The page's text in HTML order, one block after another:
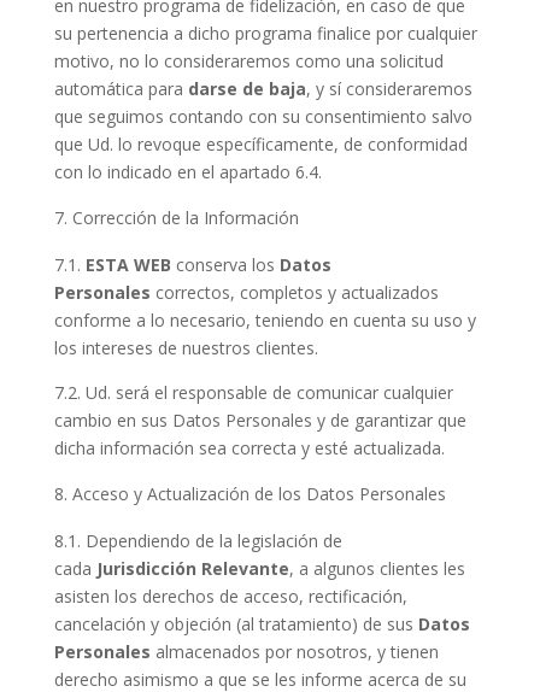
en nuestro programa de fidelización, en caso de que
su pertenencia a dicho programa finalice por cualquier
motivo, no lo consideraremos como una solicitud
automática para darse de baja, y sí consideraremos
que seguimos contando con su consentimiento salvo
que Ud. lo revoque específicamente, de conformidad
con lo indicado en el apartado 6.4.
Corrección de la Información
7.1. ESTA WEB conserva los Datos
Personales correctos, completos y actualizados
conforme a lo necesario, teniendo en cuenta su uso y
los intereses de nuestros clientes.
7.2. Ud. será el responsable de comunicar cualquier
cambio en sus Datos Personales y de garantizar que
dicha información sea correcta y esté actualizada.
Acceso y Actualización de los Datos Personales
8.1. Dependiendo de la legislación de
cada Jurisdicción Relevante, a algunos clientes les
asisten los derechos de acceso, rectificación,
cancelación y objeción (al tratamiento) de sus Datos
Personales almacenados por nosotros, y tienen
derecho asimismo a que se les informe acerca de su